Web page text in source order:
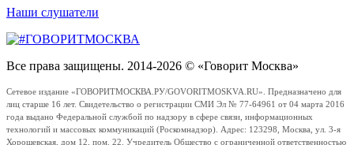
Наши слушатели
Все права защищены. 2014-2026 © «Говорит Москва»
Сетевое издание «ГОВОРИТМОСКВА.РУ/GOVORITMOSKVA.RU». Предназначено для
лиц старше 16 лет. Свидетельство о регистрации СМИ Эл № 77-64961 от 04 марта 2016
года выдано Федеральной службой по надзору в сфере связи, информационных
технологий и массовых коммуникаций (Роскомнадзор). Адрес: 123298, Москва, ул. 3-я
Хорошевская, дом 12, пом. 22. Учредитель Общество с ограниченной ответственностью